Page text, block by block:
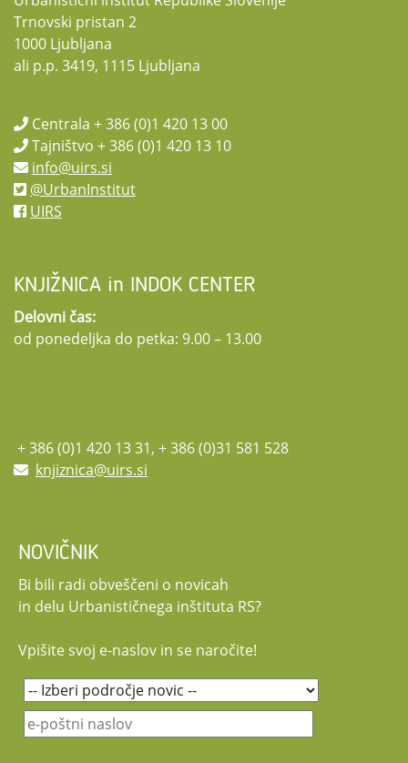
Trnovski pristan 2
1000 Ljubljana
ali p.p. 3419, 1115 Ljubljana
Centrala + 386 (0)1 420 13 00
Tajništvo + 386 (0)1 420 13 10
info@uirs.si
@UrbanInstitut
UIRS
KNJIŽNICA in INDOK CENTER
Delovni čas:
od ponedeljka do petka: 9.00 – 13.00
+ 386 (0)1 420 13 31, + 386 (0)31 581 528
knjiznica@uirs.si
NOVIČNIK
Bi bili radi obveščeni o novicah
in delu Urbanističnega inštituta RS?
Vpišite svoj e-naslov in se naročite!